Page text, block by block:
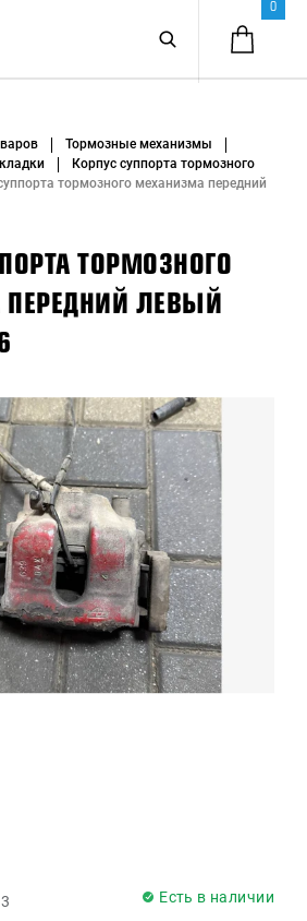
0
Тормозные механизмы
Корпус суппорта тормозного
тормозного механизма передний
ТОРМОЗНОГО
ЛЕВЫЙ
Есть в наличии